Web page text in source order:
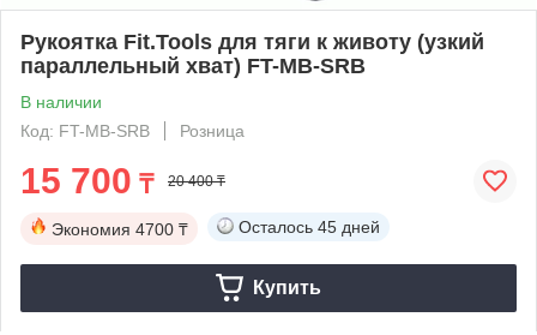
Рукоятка Fit.Tools для тяги к животу (узкий
параллельный хват) FT-MB-SRB
В наличии
Код: FT-MB-SRB
Розница
15 700 ₸ 20 400 ₸
Экономия 4700 ₸ Осталось 45 дней
Купить